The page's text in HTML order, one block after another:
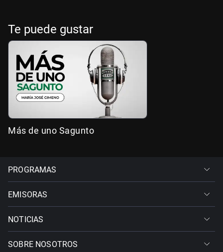
Te puede gustar
Más de uno Sagunto
PROGRAMAS
EMISORAS
NOTICIAS
SOBRE NOSOTROS